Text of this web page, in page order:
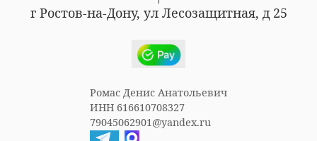
г Ростов-на-Дону, ул Лесозащитная, д 25
Ромас Денис Анатольевич
ИНН 616610708327
79045062901@yandex.ru